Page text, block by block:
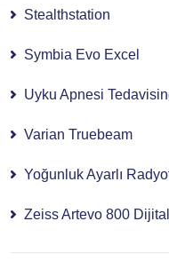
Stealthstation
Symbia Evo Excel
Uyku Apnesi
Varian Truebeam
Yoğunluk Ayarlı
Zeiss Artevo 800